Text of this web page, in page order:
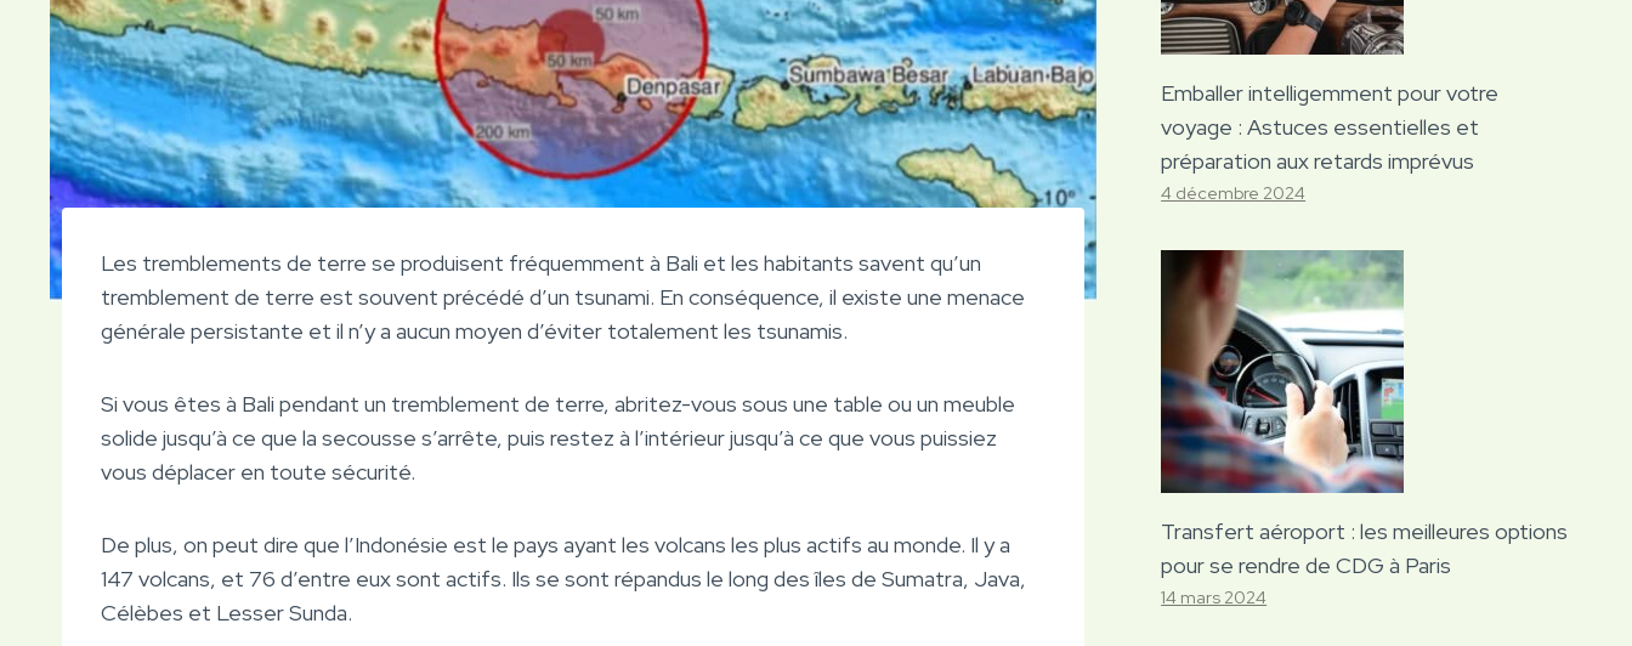
Les tremblements de terre se produisent fréquemment à Bali et les habitants savent qu’un
tremblement de terre est souvent précédé d’un tsunami. En conséquence, il existe une menace
générale persistante et il n’y a aucun moyen d’éviter totalement les tsunamis.
Si vous êtes à Bali pendant un tremblement de terre, abritez-vous sous une table ou un meuble
solide jusqu’à ce que la secousse s’arrête, puis restez à l’intérieur jusqu’à ce que vous puissiez
vous déplacer en toute sécurité.
De plus, on peut dire que l’Indonésie est le pays ayant les volcans les plus actifs au monde. Il y a
147 volcans, et 76 d’entre eux sont actifs. Ils se sont répandus le long des îles de Sumatra, Java,
Célèbes et Lesser Sunda.
Emballer intelligemment pour votre
voyage : Astuces essentielles et
préparation aux retards imprévus
4 décembre 2024
Transfert aéroport : les meilleures options
pour se rendre de CDG à Paris
14 mars 2024